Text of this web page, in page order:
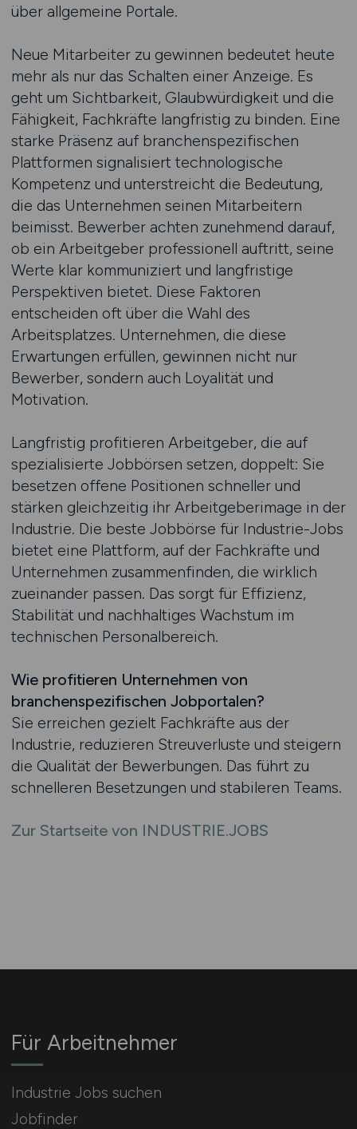
über allgemeine Portale.
Neue Mitarbeiter zu gewinnen bedeutet heute
mehr als nur das Schalten einer Anzeige. Es
geht um Sichtbarkeit, Glaubwürdigkeit und die
Fähigkeit, Fachkräfte langfristig zu binden. Eine
starke Präsenz auf branchenspezifischen
Plattformen signalisiert technologische
Kompetenz und unterstreicht die Bedeutung,
die das Unternehmen seinen Mitarbeitern
beimisst. Bewerber achten zunehmend darauf,
ob ein Arbeitgeber professionell auftritt, seine
Werte klar kommuniziert und langfristige
Perspektiven bietet. Diese Faktoren
entscheiden oft über die Wahl des
Arbeitsplatzes. Unternehmen, die diese
Erwartungen erfüllen, gewinnen nicht nur
Bewerber, sondern auch Loyalität und
Motivation.
Langfristig profitieren Arbeitgeber, die auf
spezialisierte Jobbörsen setzen, doppelt: Sie
besetzen offene Positionen schneller und
stärken gleichzeitig ihr Arbeitgeberimage in der
Industrie. Die beste Jobbörse für Industrie-Jobs
bietet eine Plattform, auf der Fachkräfte und
Unternehmen zusammenfinden, die wirklich
zueinander passen. Das sorgt für Effizienz,
Stabilität und nachhaltiges Wachstum im
technischen Personalbereich.
Wie profitieren Unternehmen von
branchenspezifischen Jobportalen?
Sie erreichen gezielt Fachkräfte aus der
Industrie, reduzieren Streuverluste und steigern
die Qualität der Bewerbungen. Das führt zu
schnelleren Besetzungen und stabileren Teams.
Zur Startseite von INDUSTRIE.JOBS
Für Arbeitnehmer
Industrie Jobs suchen
Jobfinder